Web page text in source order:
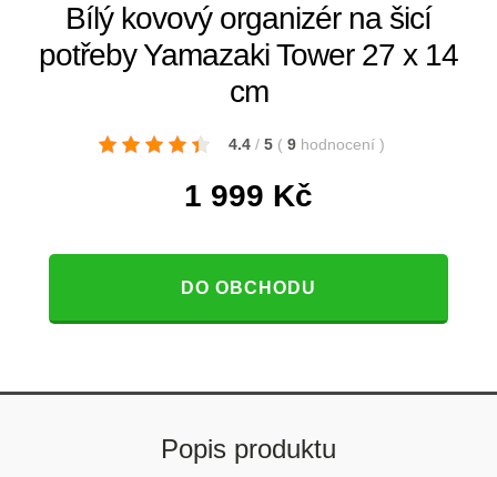
Bílý kovový organizér na šicí
potřeby Yamazaki Tower 27 x 14
cm
4.4 / 5 ( 9 hodnocení )
1 999 Kč
DO OBCHODU
Popis produktu